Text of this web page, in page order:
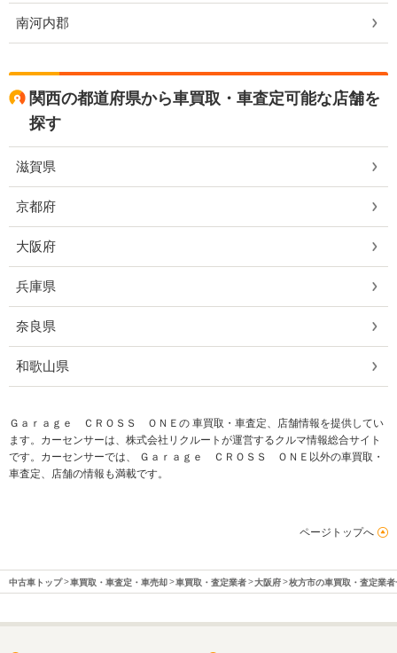
南河内郡
関西の都道府県から車買取・車査定可能な店舗を
探す
滋賀県
京都府
大阪府
兵庫県
奈良県
和歌山県
Ｇａｒａｇｅ ＣＲＯＳＳ ＯＮＥの 車買取・車査定、店舗情報を提供してい
ます。カーセンサーは、株式会社リクルートが運営するクルマ情報総合サイト
です。カーセンサーでは、 Ｇａｒａｇｅ ＣＲＯＳＳ ＯＮＥ以外の車買取・
車査定、店舗の情報も満載です。
ページトップへ
中古車トップ 車買取・車査定・車売却 車買取・査定業者 大阪府 枚方市の車買取・査定業者